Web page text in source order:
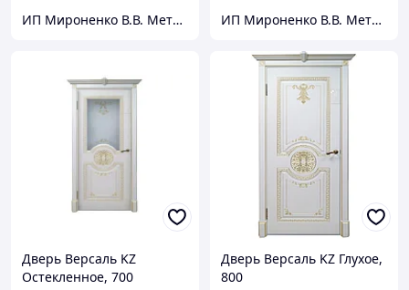
ИП Мироненко В.В. Металлические и межкомнатные двери ИП Мироненко В.В. Металлические и межкомнатные двери
Дверь Версаль KZ
Остекленное, 700
Дверь Версаль KZ Глухое,
800